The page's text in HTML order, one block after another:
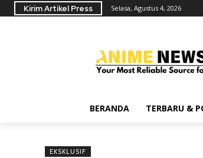
Kirim Artikel Press Selasa, Agustus 4, 2026
BERANDA TERBARU &
EKSKLUSIF